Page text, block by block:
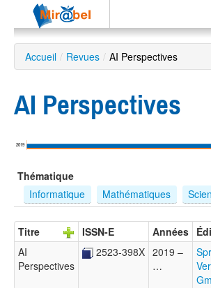
Le réseau
Soutien
Listes
Recherche
avancée
EN
ES
?
Accueil / Revues / AI Perspectives
AI Perspectives
2019
Thématique
Informatique
Mathématiques
Titre ISSN-E Années
AI
Perspectives
2523-398X 2019 –
…